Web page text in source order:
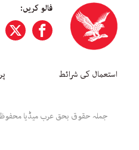
فالو کریں:
استعمال کی شرائط
جملہ حقوق بحق عرب میڈیا محفوظ ہیں۔